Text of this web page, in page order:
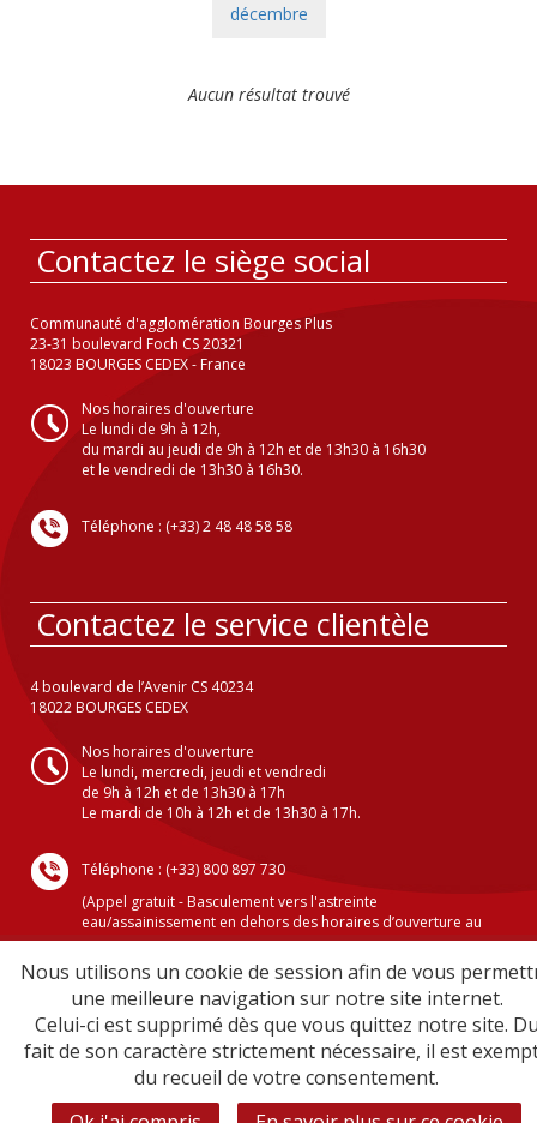
décembre
Aucun résultat trouvé
Contactez le siège social
Communauté d'agglomération Bourges Plus
23-31 boulevard Foch CS 20321
18023 BOURGES CEDEX - France
Nos horaires d'ouverture
Le lundi de 9h à 12h,
du mardi au jeudi de 9h à 12h et de 13h30 à 16h30
et le vendredi de 13h30 à 16h30.
Téléphone : (+33) 2 48 48 58 58
Contactez le service clientèle
4 boulevard de l’Avenir CS 40234
18022 BOURGES CEDEX
Nos horaires d'ouverture
Le lundi, mercredi, jeudi et vendredi
de 9h à 12h et de 13h30 à 17h
Le mardi de 10h à 12h et de 13h30 à 17h.
Téléphone : (+33) 800 897 730
(Appel gratuit - Basculement vers l'astreinte
eau/assainissement en dehors des horaires d’ouverture au
public )
Crédits
Mentions légales
Plan du site
Sécurité informatique
Nous utilisons un cookie de session afin de vous
une meilleure navigation sur notre site internet.
Celui-ci est supprimé dès que vous quittez notre site.
fait de son caractère strictement nécessaire, il est
du recueil de votre consentement.